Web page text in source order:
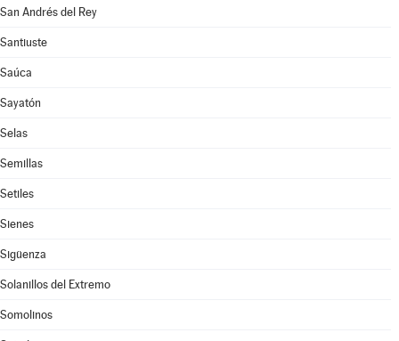
San Andrés del Rey
Santiuste
Saúca
Sayatón
Selas
Semillas
Setiles
Sienes
Sigüenza
Solanillos del Extremo
Somolinos